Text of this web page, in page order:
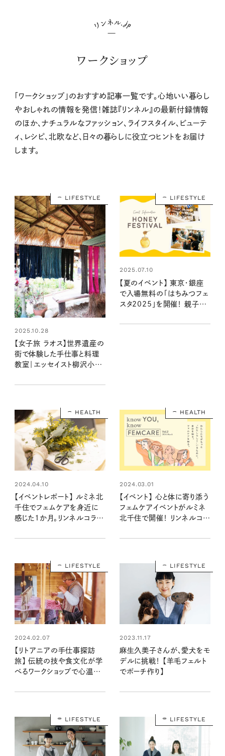
ワークショップ
「ワークショップ」のおすすめ記事一覧です。心地いい暮らし
やおしゃれの情報を発信！雑誌『リンネル』の最新付録情報
のほか、ナチュラルなファッション、ライフスタイル、ビューテ
ィ、レシピ、北欧など、日々の暮らしに役立つヒントをお届け
します。
LIFESTYLE
2025.10.28
【女子旅 ラオス】世界遺産の
街で体験した手仕事と料理
教室｜エッセイスト柳沢小実
LIFESTYLE
2025.07.10
【夏のイベント】 東京・銀座
で入場無料の「はちみつフェ
スタ2025」を開催！ 親子で
プも
HEALTH
2024.04.10
【イベントレポート】 ルミネ北
千住でフェムケアを身近に
感じた1か月。リンネルコラボ
した
HEALTH
2024.03.01
【イベント】 心と体に寄り添う
フェムケアイベントがルミネ
北千住で開催！ リンネルコラ
ショップ＆アイテムが続々登
LIFESTYLE
2024.02.07
【リトアニアの手仕事探訪
旅】 伝統の技や食文化が学
べるワークショップで心温ま
LIFESTYLE
2023.11.17
麻生久美子さんが、愛犬をモ
デルに挑戦！ 【羊毛フェルト
でポーチ作り】
LIFESTYLE LIFESTYLE